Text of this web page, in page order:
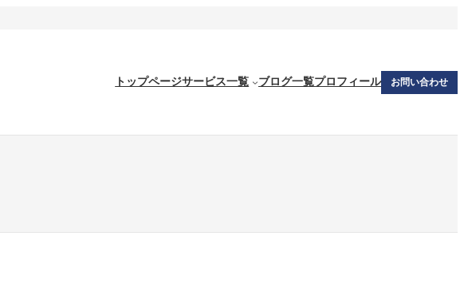
トップページサービス一覧 ブログ一覧プロフィール お問い合わせ